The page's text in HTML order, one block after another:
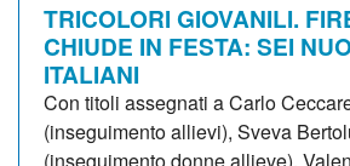
TRICOLORI GIOVANILI.
CHIUDE IN FESTA: SEI
ITALIANI
Con titoli assegnati a Carlo
(inseguimento allievi), Sveva